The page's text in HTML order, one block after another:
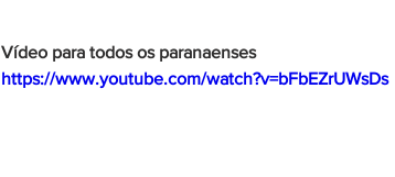
Vídeo para todos os paranaenses
https://www.youtube.com/watch?v=bFbEZrUWsDs